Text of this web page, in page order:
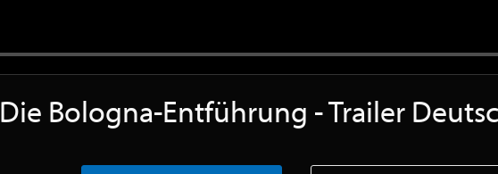
Die Bologna-Entführung - Trailer